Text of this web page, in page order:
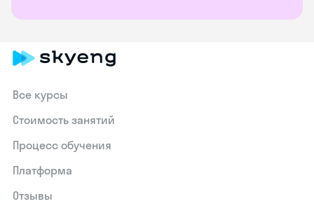
Все курсы
Стоимость занятий
Процесс обучения
Платформа
Отзывы